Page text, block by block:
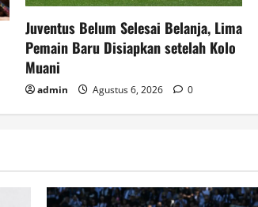
Juventus Belum Selesai Belanja, Lima
Pemain Baru Disiapkan setelah Kolo
Muani
admin Agustus 6, 2026 0